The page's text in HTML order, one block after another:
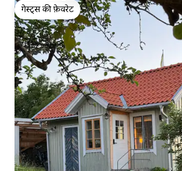
गेस्ट्स की फ़ेवरेट
गेस्ट्स की फ़ेवरेट